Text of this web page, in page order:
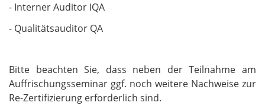
- Interner Auditor IQA
- Qualitätsauditor QA
Bitte beachten Sie, dass neben der Teilnahme am
Auffrischungsseminar ggf. noch weitere Nachweise zur
Re-Zertifizierung erforderlich sind.